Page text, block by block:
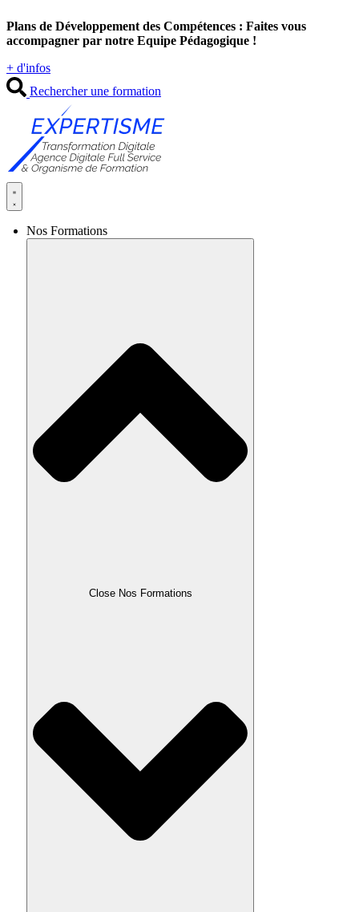
au
contenu
Plans de Développement des Compétences : Faites vous
accompagner par notre Equipe Pédagogique !
+ d'infos
Rechercher une formation
Nos Formations
Close Nos Formations